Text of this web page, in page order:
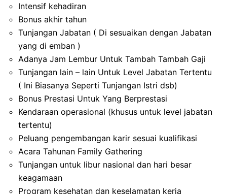
Intensif kehadiran
Bonus akhir tahun
Tunjangan Jabatan ( Di sesuaikan dengan Jabatan
yang di emban )
Adanya Jam Lembur Untuk Tambah Tambah Gaji
Tunjangan lain – lain Untuk Level Jabatan Tertentu
( Ini Biasanya Seperti Tunjangan Istri dsb)
Bonus Prestasi Untuk Yang Berprestasi
Kendaraan operasional (khusus untuk level jabatan
tertentu)
Peluang pengembangan karir sesuai kualifikasi
Acara Tahunan Family Gathering
Tunjangan untuk libur nasional dan hari besar
keagamaan
Program kesehatan dan keselamatan kerja